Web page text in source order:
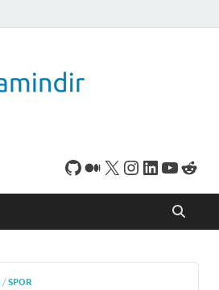
indirebileceğiniz sade
bir indirme sitesidir.
/ SPOR